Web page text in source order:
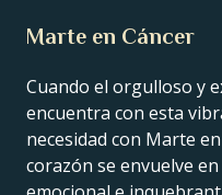
Marte en Cáncer
Cuando el orgulloso y
encuentra con esta
necesidad con Marte
corazón se envuelve